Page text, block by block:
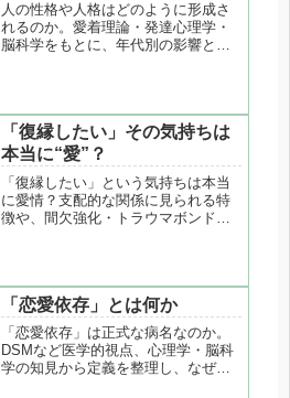
人の性格や人格はどのように形成さ
れるのか。愛着理論・発達心理学・
脳科学をもとに、年代別の影響と、
「復縁したい」その気持ちは
本当に“愛”？
「復縁したい」という気持ちは本当
に愛情？支配的な関係に見られる特
徴や、間欠強化・トラウマボンドと
「恋愛依存」とは何か
「恋愛依存」は正式な病名なのか。
DSMなど医学的視点、心理学・脳科
学の知見から定義を整理し、なぜ復